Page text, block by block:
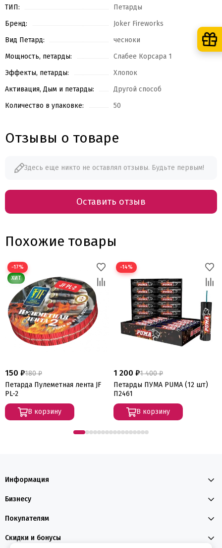
ТИП:
Петарды
Бренд:
Joker Fireworks
Вид Петард:
чесноки
Мощность, петарды:
Слабее Корсара 1
Эффекты, петарды:
Хлопок
Активация, Дым и петарды:
Другой способ
Количество в упаковке:
50
Отзывы о товаре
Здесь еще никто не оставлял отзывы. Будьте первым!
Оставить отзыв
Похожие товары
−17%
150 ₽180 ₽
Петарда Пулеметная лента JF
PL-2
В корзину
−14%
1 200 ₽1 400 ₽
Петарды ПУМА PUMA (12 шт)
П2461
В корзину
Информация
Бизнесу
Покупателям
Скидки и бонусы